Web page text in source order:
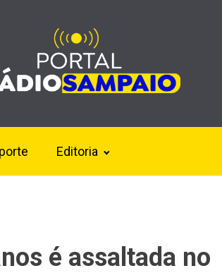
Editoria
é assaltada no